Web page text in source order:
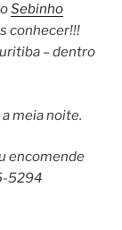
Sebinho
conhecer!!!
– dentro
meia noite.
encomende
5294